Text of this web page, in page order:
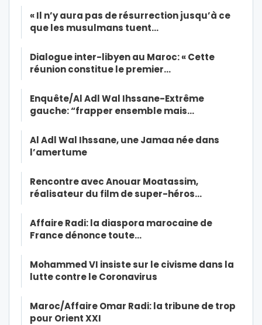
« Il n’y aura pas de résurrection jusqu’à ce
que les musulmans tuent…
Dialogue inter-libyen au Maroc: « Cette
réunion constitue le premier…
Enquête/Al Adl Wal Ihssane-Extrême
gauche: “frapper ensemble mais…
Al Adl Wal Ihssane, une Jamaa née dans
l’amertume
Rencontre avec Anouar Moatassim,
réalisateur du film de super-héros…
Affaire Radi: la diaspora marocaine de
France dénonce toute…
Mohammed VI insiste sur le civisme dans la
lutte contre le Coronavirus
Maroc/Affaire Omar Radi: la tribune de trop
pour Orient XXI